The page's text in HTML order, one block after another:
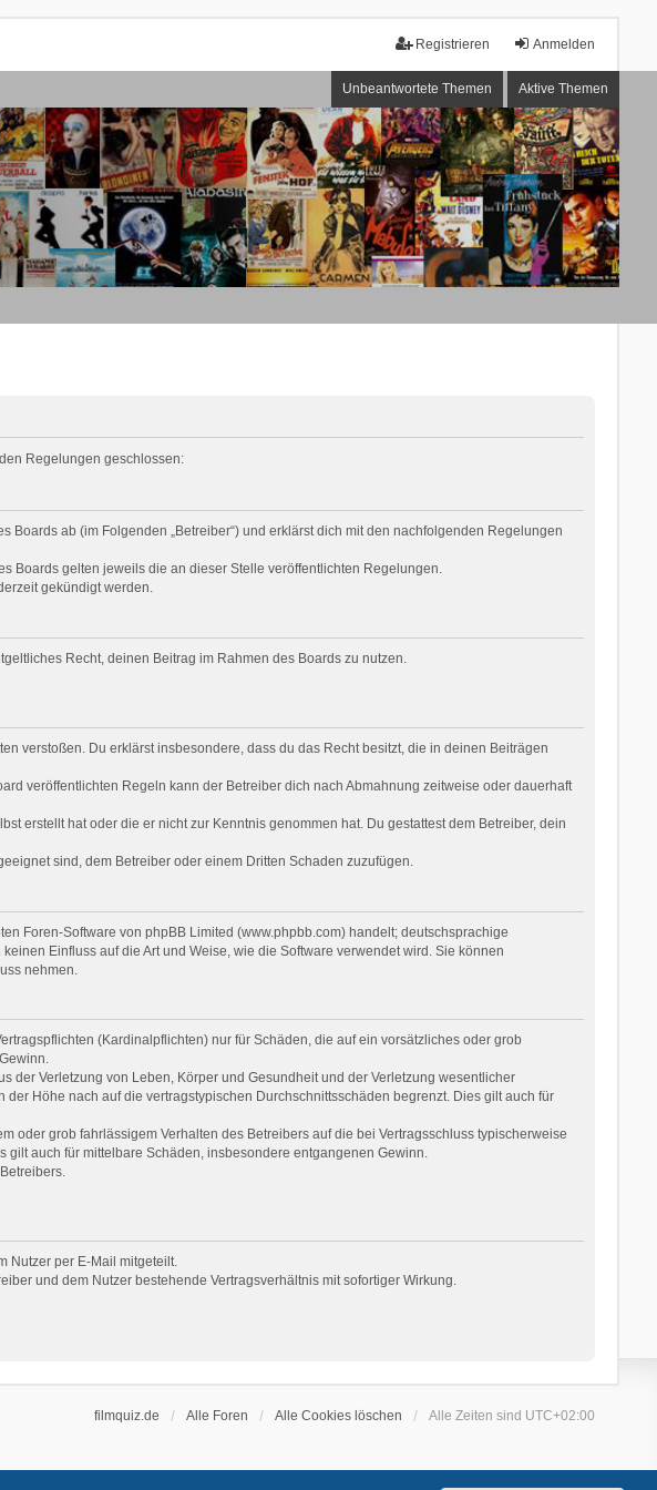
Anmelden
Registrieren
Unbeantwortete Themen Aktive Themen
Regelungen geschlossen:
Boards ab (im Folgenden „Betreiber“) und erklärst dich mit den nachfolgenden Regelungen
Boards gelten jeweils die an dieser Stelle veröffentlichten Regelungen.
gekündigt werden.
Recht, deinen Beitrag im Rahmen des Boards zu nutzen.
verstoßen. Du erklärst insbesondere, dass du das Recht besitzt, die in deinen Beiträgen
veröffentlichten Regeln kann der Betreiber dich nach Abmahnung zeitweise oder dauerhaft
erstellt hat oder die er nicht zur Kenntnis genommen hat. Du gestattest dem Betreiber, dein
sind, dem Betreiber oder einem Dritten Schaden zuzufügen.
Foren-Software von phpBB Limited (www.phpbb.com) handelt; deutschsprachige
Einfluss auf die Art und Weise, wie die Software verwendet wird. Sie können
nehmen.
(Kardinalpflichten) nur für Schäden, die auf ein vorsätzliches oder grob
der Verletzung von Leben, Körper und Gesundheit und der Verletzung wesentlicher
Höhe nach auf die vertragstypischen Durchschnittsschäden begrenzt. Dies gilt auch für
oder grob fahrlässigem Verhalten des Betreibers auf die bei Vertragsschluss typischerweise
auch für mittelbare Schäden, insbesondere entgangenen Gewinn.
Nutzer per E-Mail mitgeteilt.
und dem Nutzer bestehende Vertragsverhältnis mit sofortiger Wirkung.
filmquiz.de Alle Foren Alle Cookies löschen Alle Zeiten sind UTC+02:00